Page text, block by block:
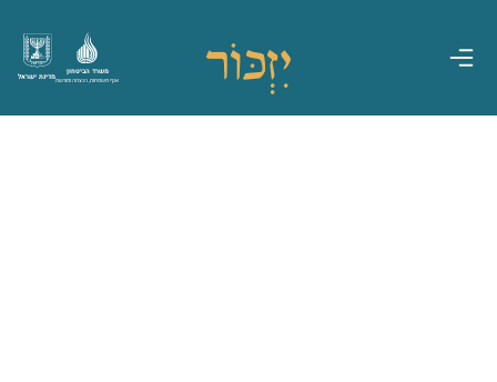
מדינת ישראל
משרד הביטחון
אגף משפחות, הנצחה ומורשת